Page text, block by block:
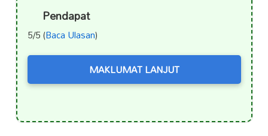
Pendapat
5/5 (Baca Ulasan)
MAKLUMAT LANJUT